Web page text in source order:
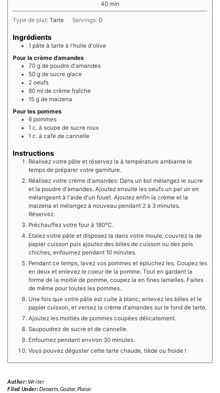
40minutes
min
Type de plat: Tarte Servings:0
Ingrédients
1 pâte à tarte à l'huile d'olive
Pour la crème d'amandes
70 g de poudre d'amandes
50 g de sucre glace
2 oeufs
80 ml de crème fraîche
15 g de maizena
Pour les pommes
6 pommes
1 c. à soupe de sucre roux
1 c. à café de cannelle
Instructions
Réalisez votre pâte et réservez la à température ambiante le
temps de préparer votre garniture.
Réalisez votre crème d'amandes: Dans un bol mélangez le sucre
et la poudre d'amandes. Ajoutez ensuite les oeufs un par un en
mélangeant à l'aide d'un fouet. Ajoutez enfin la crème et la
maizena et mélangez à nouveau pendant 2 à 3 minutes.
Réservez.
Préchauffez votre four à 180°C.
Etalez votre pâte et disposez la dans votre moule, couvrez la de
papier cuisson puis ajoutez des billes de cuisson ou des pois
chiches, enfournez pendant 10 minutes.
Pendant ce temps, lavez vos pommes et épluchez les. Coupez les
en deux et enlevez le coeur de la pomme. Tout en gardant la
forme de la moitié de pomme, coupez la en fines lamelles. Faites
de même pour toutes les pommes.
Une fois que votre pâte est cuite à blanc, enlevez les billes et le
papier cuisson, et versez la crème d'amandes sur le fond de tarte.
Ajoutez les moitiés de pommes coupées délicatement.
Saupoudrez de sucre et de cannelle.
Enfournez pendant environ 30 minutes.
Vous pouvez déguster cette tarte chaude, tiède ou froide !
Author:Writer
Filed Under:Desserts, Goûter, Plaisir